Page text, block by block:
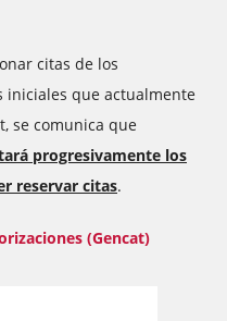
citas de los
iniciales que actualmente
se comunica que
progresivamente los
reservar citas.
(Gencat)